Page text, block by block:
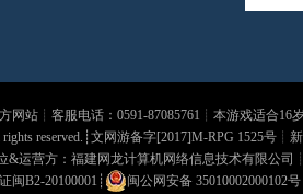
网站┊客服电话：0591-87085761┊本游戏适合16
reserved.┊文网游备字[2017]M-RPG 1525号┊
&运营方：福建网龙计算机网络信息技术有限公司
闽B2-20100001 ┊ 闽公网安备 35010002000102号